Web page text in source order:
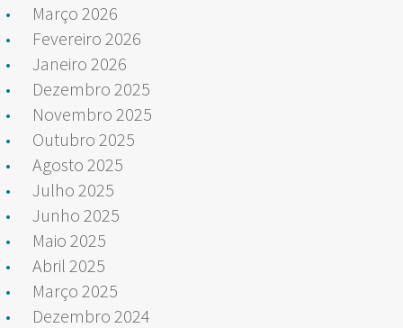
Março 2026
Fevereiro 2026
Janeiro 2026
Dezembro 2025
Novembro 2025
Outubro 2025
Agosto 2025
Julho 2025
Junho 2025
Maio 2025
Abril 2025
Março 2025
Dezembro 2024